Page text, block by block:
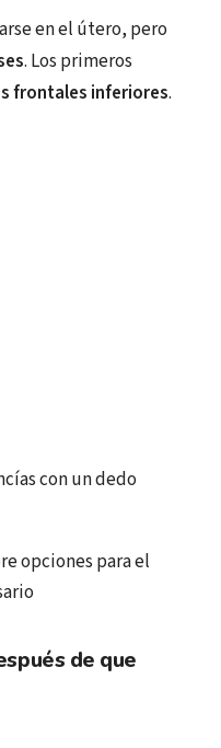
en el útero, pero
. Los primeros
frontales inferiores.
con un dedo
opciones para el
de que